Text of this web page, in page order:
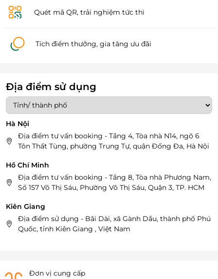
Quét mã QR, trải nghiệm tức thì
Tích điểm thưởng, gia tăng ưu đãi
Địa điểm sử dụng
Hà Nội
Địa điểm tư vấn booking - Tầng 4, Tòa nhà N14, ngõ 6
Tôn Thất Tùng, phường Trung Tự, quận Đống Đa, Hà Nội
Hồ Chí Minh
Địa điểm tư vấn booking - Tầng 8, Tòa nhà Phương Nam,
Số 157 Võ Thị Sáu, Phường Võ Thị Sáu, Quận 3, TP. HCM
Kiên Giang
Địa điểm sử dụng - Bãi Dài, xã Gành Dầu, thành phố Phú
Quốc, tỉnh Kiên Giang , Việt Nam
Đơn vị cung cấp